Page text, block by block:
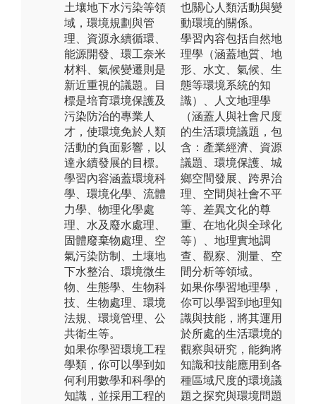
土壤地下水污染等領
域，環境規劃與管
理、資源永續循環、
能源開發、環工奈米
材料、氣候變遷則是
新近重視的議題。目
標是培育環境保護及
污染防治的專業人
才，使環境免於人類
活動的負面影響，以
達永續發展的目標。
學習內容涵蓋環境科
學、環境化學、流體
力學、物理化學處
理、水及廢水處理、
固體廢棄物處理、空
氣污染防制、土壤地
下水整治、環境微生
物、生態學、生物科
技、生物處理、環境
法規、環境管理、公
共衛生等。
如果你學習環境工程
學類，你可以學到如
何利用數學和科學的
知識，並採用工程的
也關心人類活動與變
動環境的關係。
學習內容包括自然地
理學（涵蓋地質、地
形、水文、氣候、生
態等環境系統的知
識）、人文地理學
（涵蓋人與社會尺度
的生活環境議題，包
含：產業經濟、資源
議題、環境保護、城
鄉空間發展、跨界治
理、空間與社會不平
等、差異文化的尊
重、在地化與全球化
等）、地理實地調
查、觀察、測量、空
間分析等領域。
如果你學習地理學，
你可以學習到地理知
識與技能，將其運用
於所處的生活環境的
觀察與研究，能夠將
知識和技能應用到各
種區域尺度的環境議
題之探究與環境問題